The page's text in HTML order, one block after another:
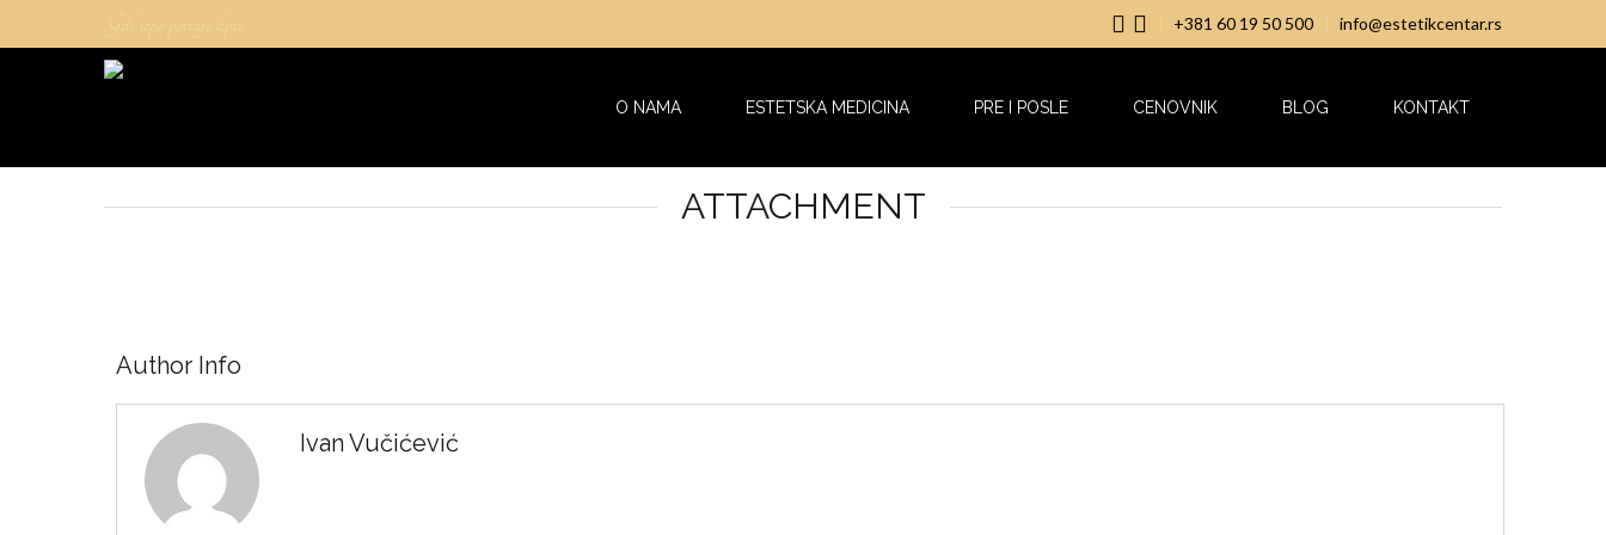
Gde lepo postaje lepse +381 60 19 50 500 info@estetikcentar.rs
O NAMA ESTETSKA MEDICINA PRE I POSLE CENOVNIK BLOG KONTAKT
ATTACHMENT
Author Info
Ivan Vučićević